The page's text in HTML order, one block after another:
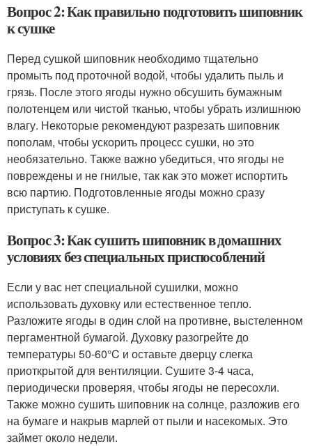
Вопрос 2: Как правильно подготовить шиповник
к сушке
Перед сушкой шиповник необходимо тщательно
промыть под проточной водой, чтобы удалить пыль и
грязь. После этого ягоды нужно обсушить бумажным
полотенцем или чистой тканью, чтобы убрать излишнюю
влагу. Некоторые рекомендуют разрезать шиповник
пополам, чтобы ускорить процесс сушки, но это
необязательно. Также важно убедиться, что ягоды не
повреждены и не гнилые, так как это может испортить
всю партию. Подготовленные ягоды можно сразу
приступать к сушке.
Вопрос 3: Как сушить шиповник в домашних
условиях без специальных приспособлений
Если у вас нет специальной сушилки, можно
использовать духовку или естественное тепло.
Разложите ягоды в один слой на противне, выстеленном
пергаментной бумагой. Духовку разогрейте до
температуры 50-60°C и оставьте дверцу слегка
приоткрытой для вентиляции. Сушите 3-4 часа,
периодически проверяя, чтобы ягоды не пересохли.
Также можно сушить шиповник на солнце, разложив его
на бумаге и накрыв марлей от пыли и насекомых. Это
займет около недели.